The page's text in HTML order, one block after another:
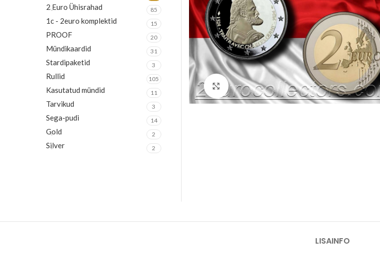
Suurenda
2 Euro Ühisrahad 85
1c - 2euro komplektid 15
PROOF 20
Mündikaardid 31
Stardipaketid 3
Rullid 105
Kasutatud mündid 11
Tarvikud 3
Sega-pudi 14
Gold 2
Silver 2
LISAINFO